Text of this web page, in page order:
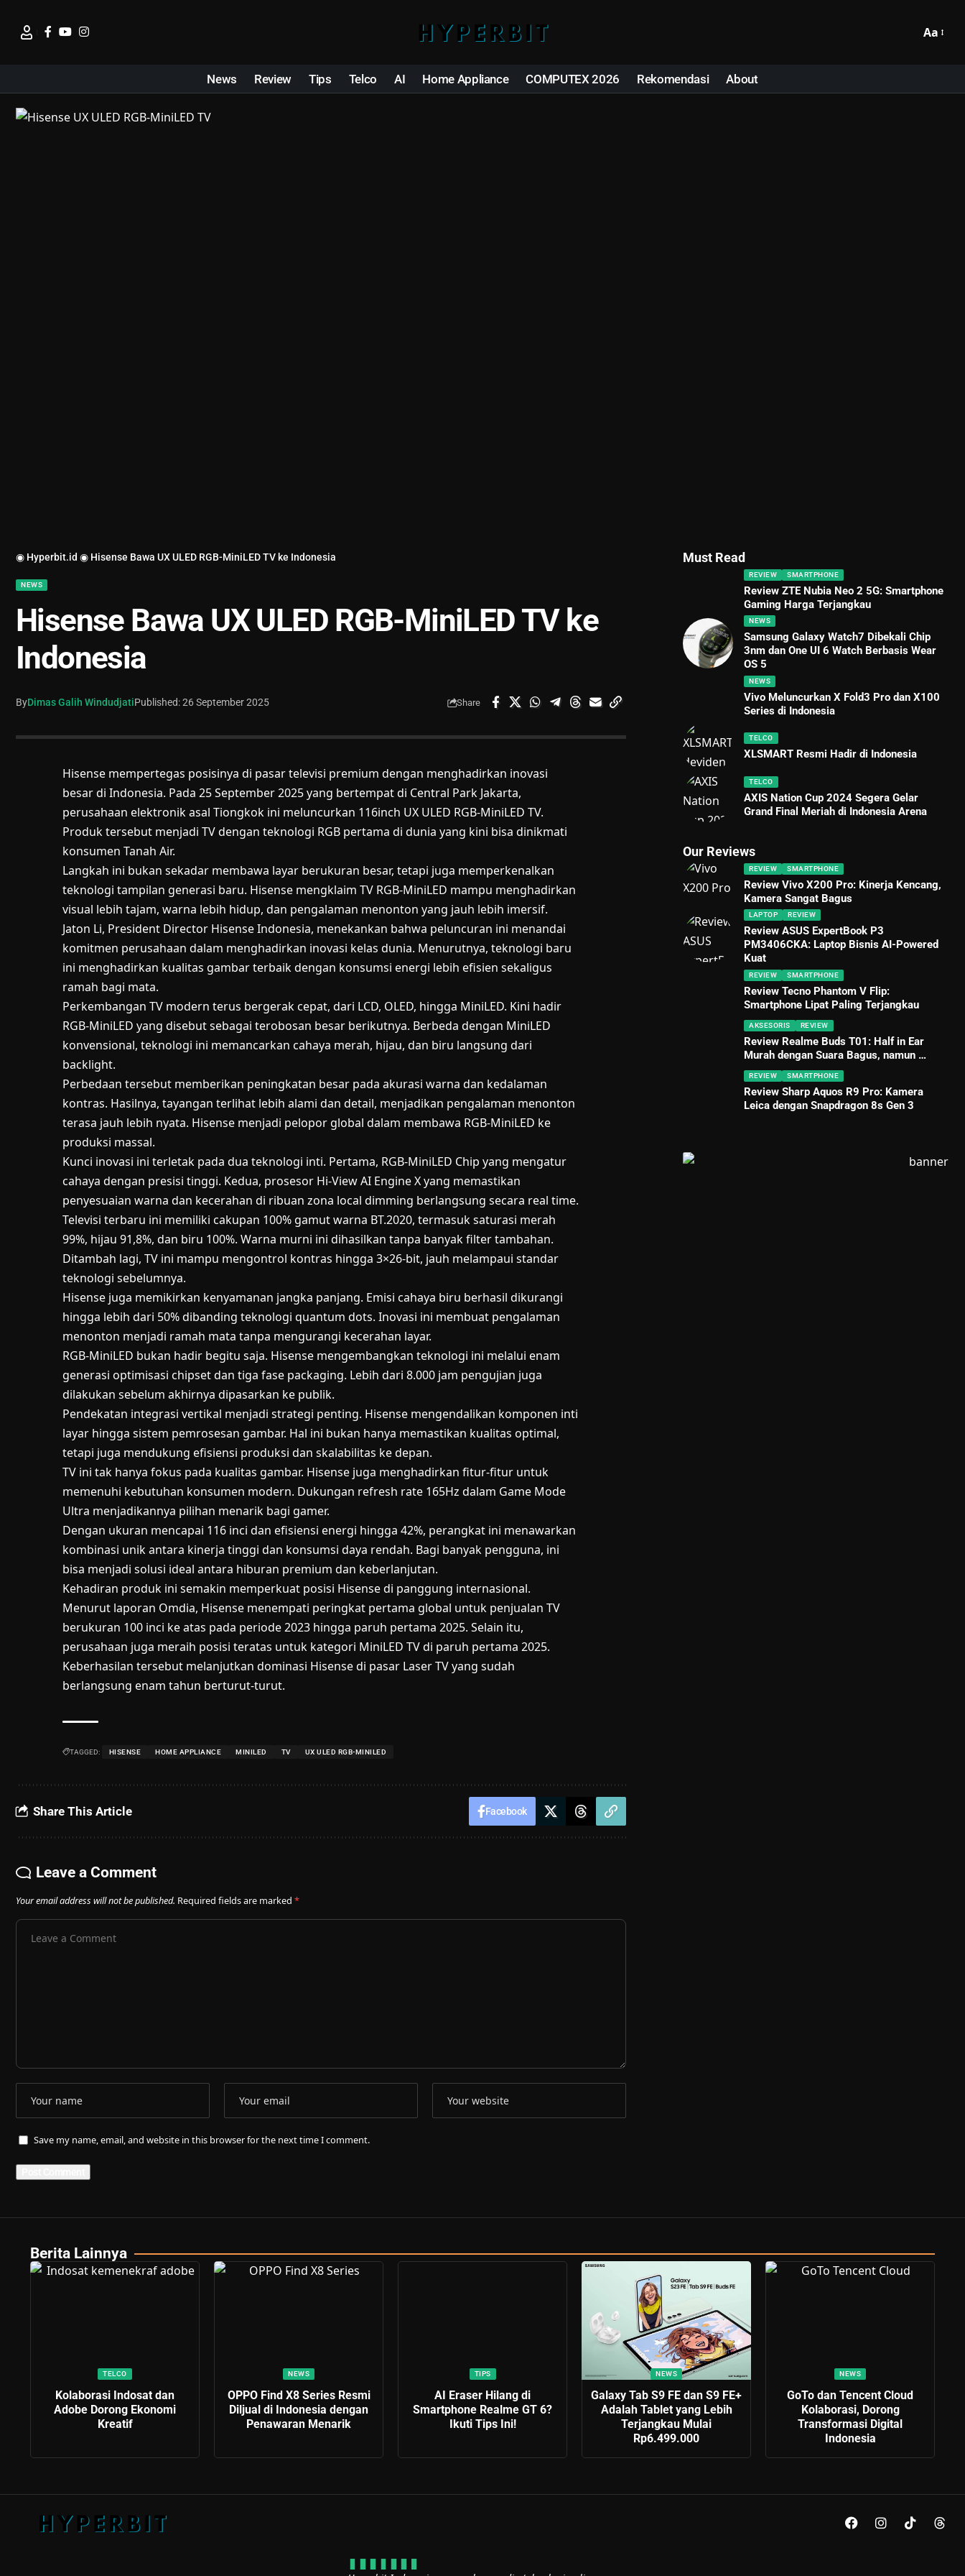
Aa
News Review Tips Telco AI Home Appliance COMPUTEX 2026 Rekomendasi About
◉ Hyperbit.id ◉ Hisense Bawa UX ULED RGB-MiniLED TV ke Indonesia
NEWS
Hisense Bawa UX ULED RGB-MiniLED TV ke
Indonesia
ByDimas Galih WindudjatiPublished: 26 September 2025 Share
Hisense mempertegas posisinya di pasar televisi premium dengan menghadirkan inovasi
besar di Indonesia. Pada 25 September 2025 yang bertempat di Central Park Jakarta,
perusahaan elektronik asal Tiongkok ini meluncurkan 116inch UX ULED RGB-MiniLED TV.
Produk tersebut menjadi TV dengan teknologi RGB pertama di dunia yang kini bisa dinikmati
konsumen Tanah Air.
Langkah ini bukan sekadar membawa layar berukuran besar, tetapi juga memperkenalkan
teknologi tampilan generasi baru. Hisense mengklaim TV RGB-MiniLED mampu menghadirkan
visual lebih tajam, warna lebih hidup, dan pengalaman menonton yang jauh lebih imersif.
Jaton Li, President Director Hisense Indonesia, menekankan bahwa peluncuran ini menandai
komitmen perusahaan dalam menghadirkan inovasi kelas dunia. Menurutnya, teknologi baru
ini menghadirkan kualitas gambar terbaik dengan konsumsi energi lebih efisien sekaligus
ramah bagi mata.
Perkembangan TV modern terus bergerak cepat, dari LCD, OLED, hingga MiniLED. Kini hadir
RGB-MiniLED yang disebut sebagai terobosan besar berikutnya. Berbeda dengan MiniLED
konvensional, teknologi ini memancarkan cahaya merah, hijau, dan biru langsung dari
backlight.
Perbedaan tersebut memberikan peningkatan besar pada akurasi warna dan kedalaman
kontras. Hasilnya, tayangan terlihat lebih alami dan detail, menjadikan pengalaman menonton
terasa jauh lebih nyata. Hisense menjadi pelopor global dalam membawa RGB-MiniLED ke
produksi massal.
Kunci inovasi ini terletak pada dua teknologi inti. Pertama, RGB-MiniLED Chip yang mengatur
cahaya dengan presisi tinggi. Kedua, prosesor Hi-View AI Engine X yang memastikan
penyesuaian warna dan kecerahan di ribuan zona local dimming berlangsung secara real time.
Televisi terbaru ini memiliki cakupan 100% gamut warna BT.2020, termasuk saturasi merah
99%, hijau 91,8%, dan biru 100%. Warna murni ini dihasilkan tanpa banyak filter tambahan.
Ditambah lagi, TV ini mampu mengontrol kontras hingga 3×26-bit, jauh melampaui standar
teknologi sebelumnya.
Hisense juga memikirkan kenyamanan jangka panjang. Emisi cahaya biru berhasil dikurangi
hingga lebih dari 50% dibanding teknologi quantum dots. Inovasi ini membuat pengalaman
menonton menjadi ramah mata tanpa mengurangi kecerahan layar.
RGB-MiniLED bukan hadir begitu saja. Hisense mengembangkan teknologi ini melalui enam
generasi optimisasi chipset dan tiga fase packaging. Lebih dari 8.000 jam pengujian juga
dilakukan sebelum akhirnya dipasarkan ke publik.
Pendekatan integrasi vertikal menjadi strategi penting. Hisense mengendalikan komponen inti
layar hingga sistem pemrosesan gambar. Hal ini bukan hanya memastikan kualitas optimal,
tetapi juga mendukung efisiensi produksi dan skalabilitas ke depan.
TV ini tak hanya fokus pada kualitas gambar. Hisense juga menghadirkan fitur-fitur untuk
memenuhi kebutuhan konsumen modern. Dukungan refresh rate 165Hz dalam Game Mode
Ultra menjadikannya pilihan menarik bagi gamer.
Dengan ukuran mencapai 116 inci dan efisiensi energi hingga 42%, perangkat ini menawarkan
kombinasi unik antara kinerja tinggi dan konsumsi daya rendah. Bagi banyak pengguna, ini
bisa menjadi solusi ideal antara hiburan premium dan keberlanjutan.
Kehadiran produk ini semakin memperkuat posisi Hisense di panggung internasional.
Menurut laporan Omdia, Hisense menempati peringkat pertama global untuk penjualan TV
berukuran 100 inci ke atas pada periode 2023 hingga paruh pertama 2025. Selain itu,
perusahaan juga meraih posisi teratas untuk kategori MiniLED TV di paruh pertama 2025.
Keberhasilan tersebut melanjutkan dominasi Hisense di pasar Laser TV yang sudah
berlangsung enam tahun berturut-turut.
TAGGED: HISENSE HOME APPLIANCE MINILED TV UX ULED RGB-MINILED
Share This Article Facebook
Leave a Comment
Your email address will not be published. Required fields are marked *
Save my name, email, and website in this browser for the next time I comment.
Must Read
REVIEW SMARTPHONE
Review ZTE Nubia Neo 2 5G: Smartphone
Gaming Harga Terjangkau
NEWS
Samsung Galaxy Watch7 Dibekali Chip
3nm dan One UI 6 Watch Berbasis Wear
OS 5
NEWS
Vivo Meluncurkan X Fold3 Pro dan X100
Series di Indonesia
TELCO
XLSMART Resmi Hadir di Indonesia
TELCO
AXIS Nation Cup 2024 Segera Gelar
Grand Final Meriah di Indonesia Arena
Our Reviews
REVIEW SMARTPHONE
Review Vivo X200 Pro: Kinerja Kencang,
Kamera Sangat Bagus
LAPTOP REVIEW
Review ASUS ExpertBook P3
PM3406CKA: Laptop Bisnis AI-Powered
Kuat
REVIEW SMARTPHONE
Review Tecno Phantom V Flip:
Smartphone Lipat Paling Terjangkau
AKSESORIS REVIEW
Review Realme Buds T01: Half in Ear
Murah dengan Suara Bagus, namun …
REVIEW SMARTPHONE
Review Sharp Aquos R9 Pro: Kamera
Leica dengan Snapdragon 8s Gen 3
Berita Lainnya
TELCO
Kolaborasi Indosat dan
Adobe Dorong Ekonomi
Kreatif
NEWS
OPPO Find X8 Series Resmi
Diljual di Indonesia dengan
Penawaran Menarik
TIPS
AI Eraser Hilang di
Smartphone Realme GT 6?
Ikuti Tips Ini!
NEWS
Galaxy Tab S9 FE dan S9 FE+
Adalah Tablet yang Lebih
Terjangkau Mulai
Rp6.499.000
NEWS
GoTo dan Tencent Cloud
Kolaborasi, Dorong
Transformasi Digital
Indonesia